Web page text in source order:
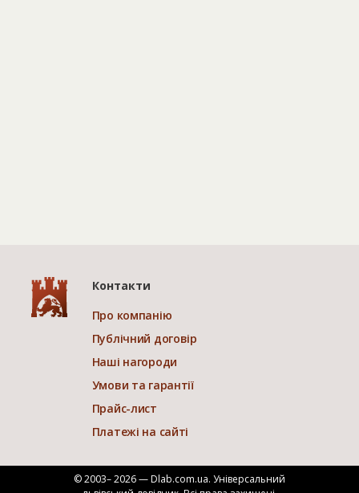
Контакти
Про компанію
Публічний договір
Наші нагороди
Умови та гарантії
Прайс-лист
Платежі на сайті
© 2003– 2026 — Dlab.com.ua. Універсальний